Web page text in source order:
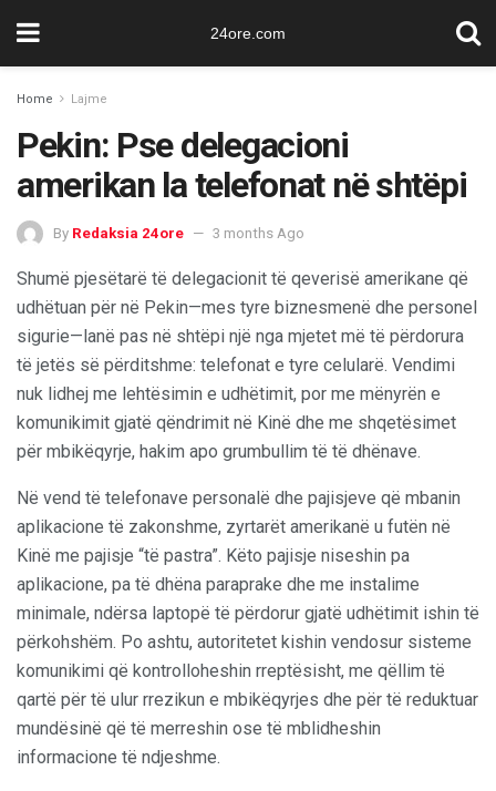
24ore.com
Home Lajme
Pekin: Pse delegacioni
amerikan la telefonat në shtëpi
By Redaksia 24ore 3 months Ago
Shumë pjesëtarë të delegacionit të qeverisë amerikane që
udhëtuan për në Pekin—mes tyre biznesmenë dhe personel
sigurie—lanë pas në shtëpi një nga mjetet më të përdorura
të jetës së përditshme: telefonat e tyre celularë. Vendimi
nuk lidhej me lehtësimin e udhëtimit, por me mënyrën e
komunikimit gjatë qëndrimit në Kinë dhe me shqetësimet
për mbikëqyrje, hakim apo grumbullim të të dhënave.
Në vend të telefonave personalë dhe pajisjeve që mbanin
aplikacione të zakonshme, zyrtarët amerikanë u futën në
Kinë me pajisje “të pastra”. Këto pajisje niseshin pa
aplikacione, pa të dhëna paraprake dhe me instalime
minimale, ndërsa laptopë të përdorur gjatë udhëtimit ishin të
përkohshëm. Po ashtu, autoritetet kishin vendosur sisteme
komunikimi që kontrolloheshin rreptësisht, me qëllim të
qartë për të ulur rrezikun e mbikëqyrjes dhe për të reduktuar
mundësinë që të merreshin ose të mblidheshin
informacione të ndjeshme.